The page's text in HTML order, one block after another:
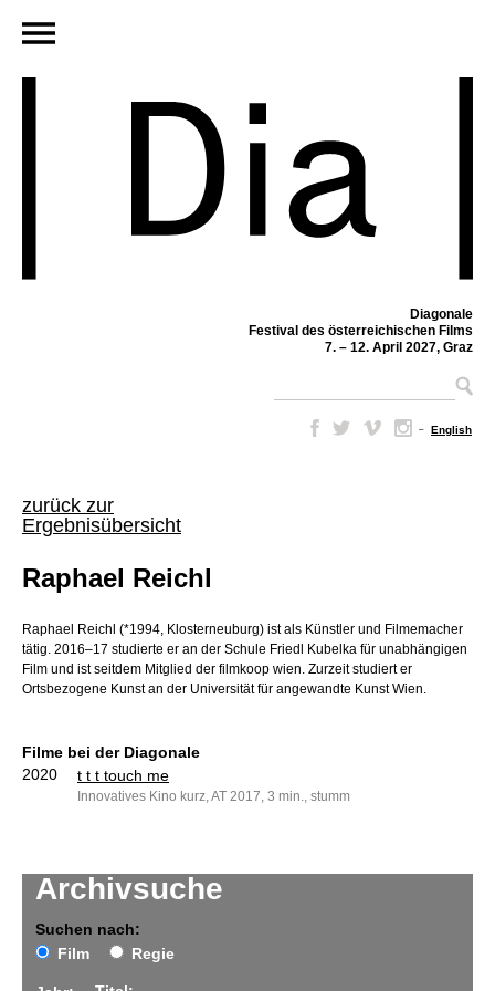
Diagonale
Festival des österreichischen Films
7. – 12. April 2027, Graz
– English
zurück zur
Ergebnisübersicht
Archivsuche
Suchen nach:
Film
Regie
Raphael Reichl
Raphael Reichl (*1994, Klosterneuburg) ist als Künstler und Filmemacher
tätig. 2016–17 studierte er an der Schule Friedl Kubelka für unabhängigen
Film und ist seitdem Mitglied der filmkoop wien. Zurzeit studiert er
Ortsbezogene Kunst an der Universität für angewandte Kunst Wien.
Filme bei der Diagonale
2020
t t t touch me
Innovatives Kino kurz, AT 2017, 3 min., stumm